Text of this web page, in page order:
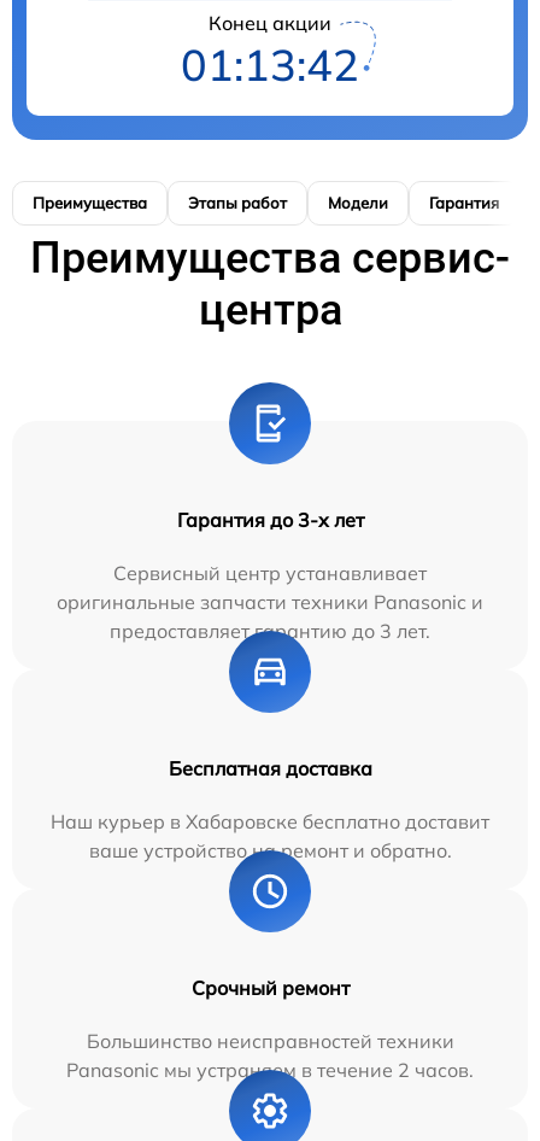
Конец акции
01:13:41
Преимущества Этапы работ Модели Гарантия
Преимущества сервис-
центра
Гарантия до 3-х лет
Сервисный центр устанавливает
оригинальные запчасти техники Panasonic и
предоставляет гарантию до 3 лет.
Бесплатная доставка
Наш курьер в Хабаровске бесплатно доставит
ваше устройство на ремонт и обратно.
Срочный ремонт
Большинство неисправностей техники
Panasonic мы устраняем в течение 2 часов.